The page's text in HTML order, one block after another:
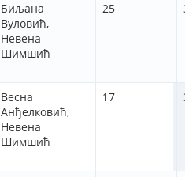
Биљана
Вуловић,
Невена
Шимшић
25
Весна
Анђелковић,
Невена
Шимшић
17